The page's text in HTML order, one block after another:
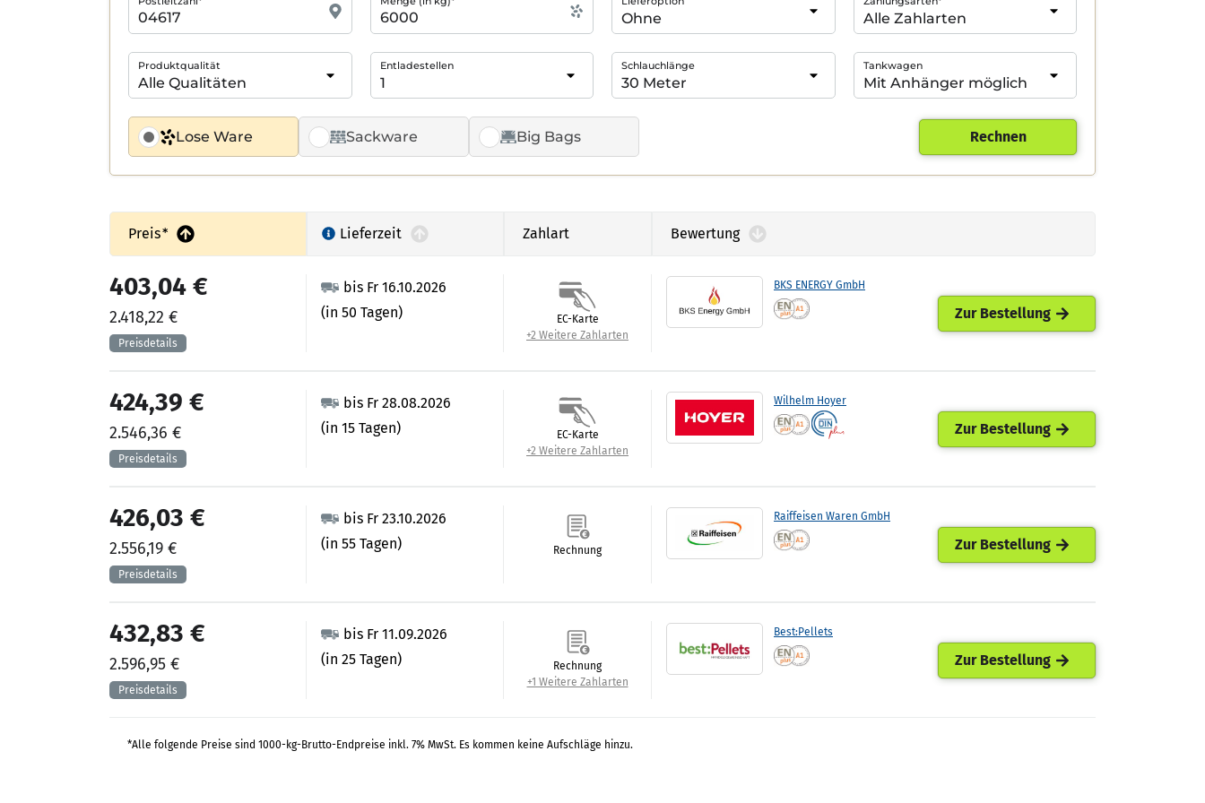
Lose Ware Sackware Big Bags
Produktqualität Entladestellen Schlauchlänge Tankwagen
Rechnen
Preis* Lieferzeit Zahlart Bewertung
BKS ENERGY GmbH
bis Fr 16.10.2026
(in 50 Tagen)
403,04 €
2.418,22 €
EC-Karte
+2 Weitere Zahlarten
Zur Bestellung
Wilhelm Hoyer
bis Fr 28.08.2026
(in 15 Tagen)
424,39 €
2.546,36 €
EC-Karte
+2 Weitere Zahlarten
Zur Bestellung
Raiffeisen Waren GmbH
bis Fr 23.10.2026
(in 55 Tagen)
426,03 €
2.556,19 € Rechnung Zur Bestellung
Best:Pellets
bis Fr 11.09.2026
(in 25 Tagen)
432,83 €
2.596,95 €
Rechnung
+1 Weitere Zahlarten
Zur Bestellung
*Alle folgende Preise sind 1000-kg-Brutto-Endpreise inkl. 7% MwSt. Es kommen keine Aufschläge hinzu.